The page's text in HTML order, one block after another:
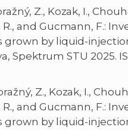
Z., Kozak, I.,
R., and Gucmann, F.:
grown by liquid-
Spektrum STU 2025.
Z., Kozak, I.,
R., and Gucmann, F.:
grown by liquid-